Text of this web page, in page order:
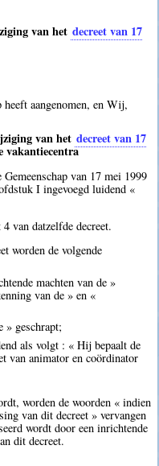
van het decreet van 17
heeft aangenomen, en Wij,
van het decreet van 17
vakantiecentra
van 17 mei 1999
I ingevoegd luidend «
van datzelfde decreet.
worden de volgende
machten van de »
van de » en «
» geschrapt;
als volgt : « Hij bepaalt de
van animator en coördinator
worden de woorden « indien
van dit decreet » vervangen
wordt door een inrichtende
dit decreet.